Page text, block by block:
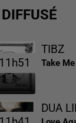
11h51
11h51
TIBZ
Take
DUA